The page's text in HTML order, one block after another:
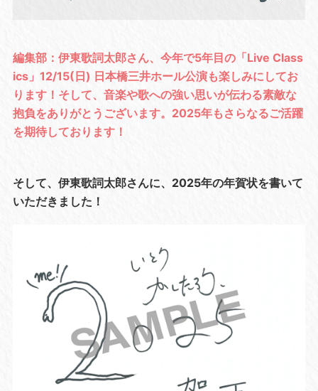
編集部：伊東歌詞太郎さん、今年で5年目の「Live Class
ics」12/15(日) 日本橋三井ホール公演も楽しみにしてお
ります！そして、音楽や歌への強い思いが伝わる素敵な
抱負をありがとうございます。2025年もさらなるご活躍
を期待しております！
そして、伊東歌詞太郎さんに、2025年の年賀状を書いて
いただきました！